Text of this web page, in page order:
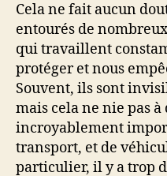
Cela ne fait aucun
entourés de
qui travaillent
protéger et nous
Souvent, ils sont
mais cela ne nie pas
incroyablement
transport, et de
particulier, il y a trop